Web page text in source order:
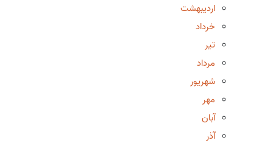
اردیبهشت
خرداد
تیر
مرداد
شهریور
مهر
آبان
آذر